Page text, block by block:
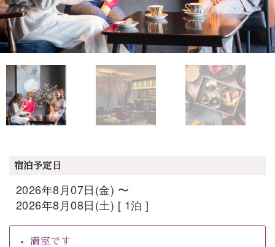
宿泊予定日
2026年8月07日(金) 〜
2026年8月08日(土) [ 1泊 ]
満室です